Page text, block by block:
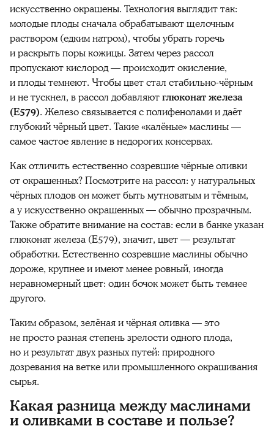
искусственно окрашены. Технология выглядит так:
молодые плоды сначала обрабатывают щелочным
раствором (едким натром), чтобы убрать горечь
и раскрыть поры кожицы. Затем через рассол
пропускают кислород — происходит окисление,
и плоды темнеют. Чтобы цвет стал стабильно-чёрным
и не тускнел, в рассол добавляютглюконат железа
(E579). Железо связывается с полифенолами и даёт
глубокий чёрный цвет. Такие «калёные» маслины —
самое частое явление в недорогих консервах.
Как отличить естественно созревшие чёрные оливки
от окрашенных? Посмотрите на рассол: у натуральных
чёрных плодов он может быть мутноватым и тёмным,
а у искусственно окрашенных — обычно прозрачным.
Также обратите внимание на состав: если в банке указан
глюконат железа (Е579), значит, цвет — результат
обработки. Естественно созревшие маслины обычно
дороже, крупнее и имеют менее ровный, иногда
неравномерный цвет: один бочок может быть темнее
другого.
Таким образом, зелёная и чёрная оливка — это
не просто разная степень зрелости одного плода,
но и результат двух разных путей: природного
дозревания на ветке или промышленного окрашивания
сырья.
Какая разница между маслинами
и оливками в составе и пользе?